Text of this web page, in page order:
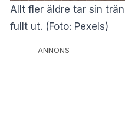
Allt fler äldre tar sin
fullt ut. (Foto: Pexels)
ANNONS